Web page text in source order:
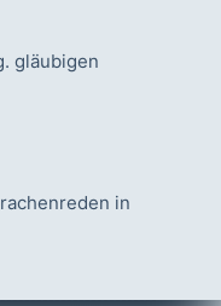
gläubigen
in